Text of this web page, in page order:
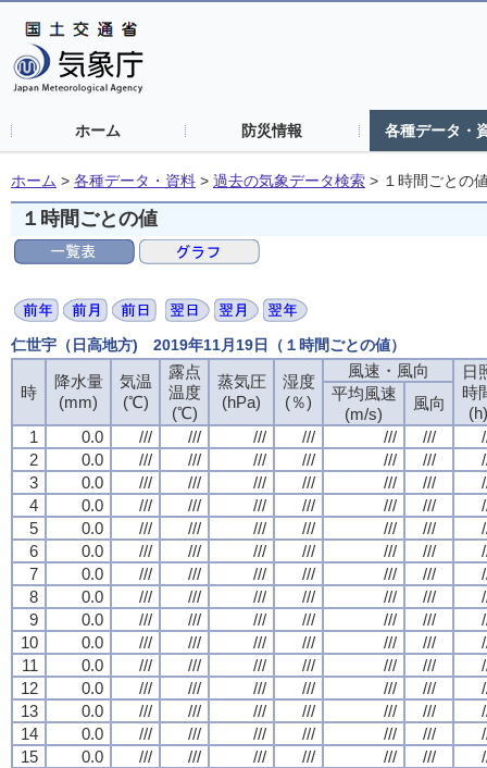
ホーム 防災情報 各種データ・
ホーム > 各種データ・資料 > 過去の気象データ検索 > １時間ごとの
１時間ごとの値
仁世宇（日高地方) 2019年11月19日（１時間ごとの値）
時
降水量
(mm)
気温
(℃)
露点
温度
(℃)
蒸気圧
(hPa)
湿度
(％)
風速・風向
日
時
(h)
平均風速
(m/s)
風向
1
0.0 /// /// /// /// /// ///
2
0.0 /// /// /// /// /// ///
3
0.0 /// /// /// /// /// ///
4
0.0 /// /// /// /// /// ///
5
0.0 /// /// /// /// /// ///
6
0.0 /// /// /// /// /// ///
7
0.0 /// /// /// /// /// ///
8
0.0 /// /// /// /// /// ///
9
0.0 /// /// /// /// /// ///
10
0.0 /// /// /// /// /// ///
11
0.0 /// /// /// /// /// ///
12
0.0 /// /// /// /// /// ///
13
0.0 /// /// /// /// /// ///
14
0.0 /// /// /// /// /// ///
15
0.0 /// /// /// /// /// ///